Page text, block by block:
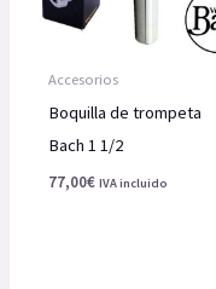
Accesorios
Boquilla de trompeta
Bach 1 1/2
77,00€ IVA incluido